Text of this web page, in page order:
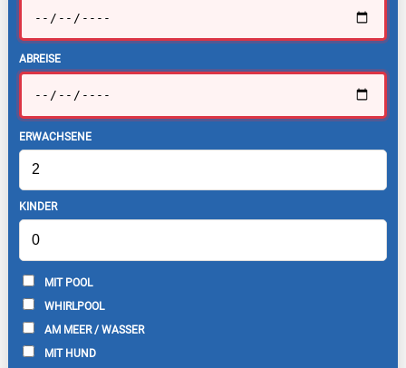
ABREISE
ERWACHSENE
KINDER
MIT POOL
WHIRLPOOL
AM MEER / WASSER
MIT HUND